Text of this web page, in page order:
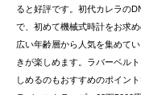
ると好評です。初代カレラの
で、初めて機械式時計をお求
広い年齢層から人気を集めて
きが楽しめます。ラバーベル
しめるのもおすすめのポイン